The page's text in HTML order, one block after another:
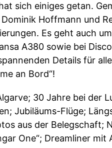
sich einiges getan.
Hoffmann und
Es geht auch
A380 sowie bei
Details für
an Bord“!
30 Jahre bei der
Jubiläums-Flüge;
aus der Belegschaft;
One“; Dreamliner mit